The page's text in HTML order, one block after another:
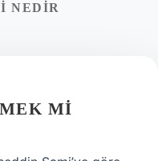
NEDIR
MI